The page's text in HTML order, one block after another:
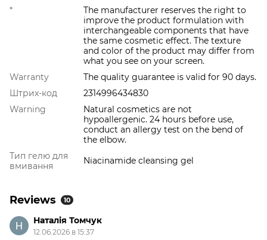
*
The manufacturer reserves the right to
improve the product formulation with
interchangeable components that have
the same cosmetic effect. The texture
and color of the product may differ from
what you see on your screen.
Warranty
The quality guarantee is valid for 90 days.
Штрих-код
2314996434830
Warning
Natural cosmetics are not
hypoallergenic. 24 hours before use,
conduct an allergy test on the bend of
the elbow.
Тип гелю для
вмивання
Niacinamide cleansing gel
Reviews 10
Наталія Томчук
12.06.2026 в 15:37